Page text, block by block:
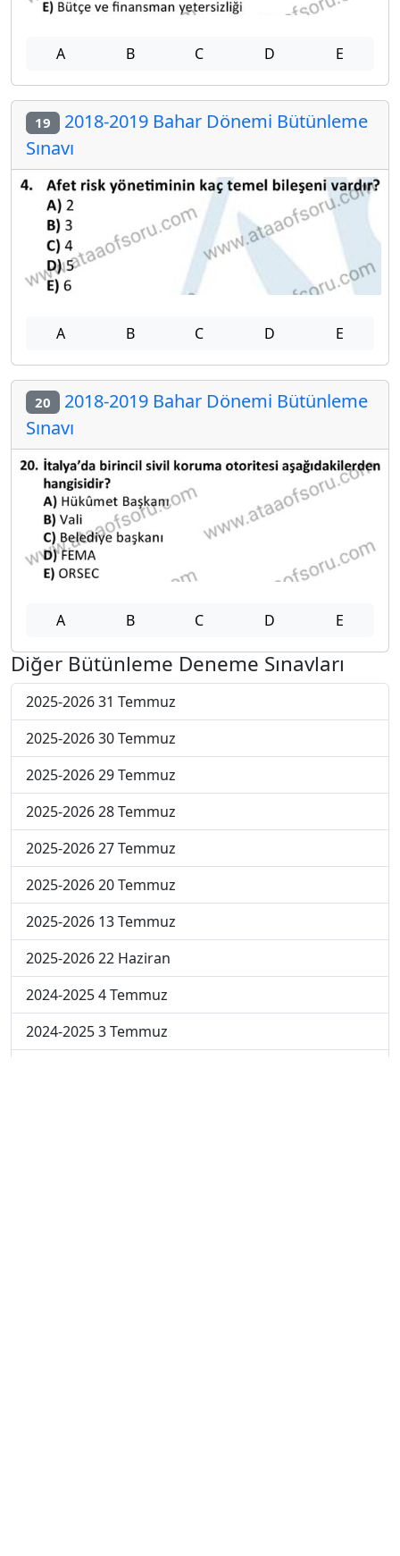
A B C D E
19 2018-2019 Bahar Dönemi Bütünleme
Sınavı
A B C D E
20 2018-2019 Bahar Dönemi Bütünleme
Sınavı
A B C D E
Diğer Bütünleme Deneme Sınavları
2025-2026 31 Temmuz
2025-2026 30 Temmuz
2025-2026 29 Temmuz
2025-2026 28 Temmuz
2025-2026 27 Temmuz
2025-2026 20 Temmuz
2025-2026 13 Temmuz
2025-2026 22 Haziran
2024-2025 4 Temmuz
2024-2025 3 Temmuz